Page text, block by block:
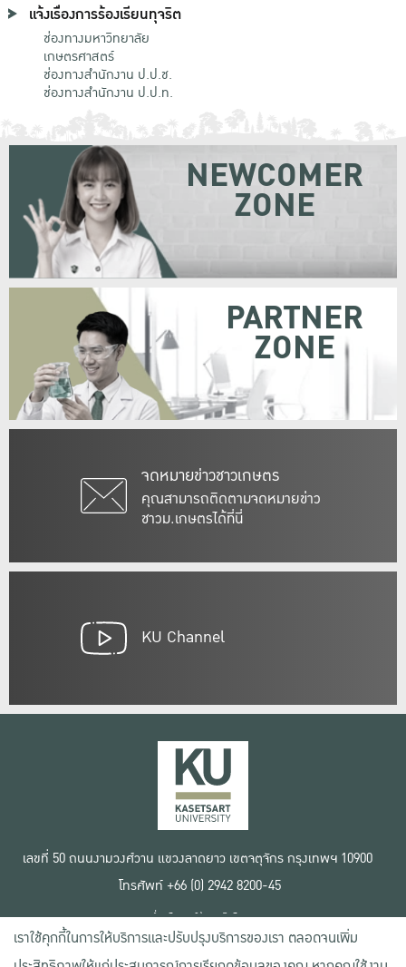
แจ้งเรื่องการร้องเรียนทุจริต
ช่องทางมหาวิทยาลัย
เกษตรศาสตร์
ช่องทางสำนักงาน ป.ป.ช.
ช่องทางสำนักงาน ป.ป.ท.
จดหมายข่าวชาวเกษตร
คุณสามารถติดตามจดหมายข่าว
ชาวม.เกษตรได้ที่นี่
NEWCOMER
ZONE
PARTNER
ZONE
KU Channel
เลขที่ 50 ถนนงามวงศ์วาน แขวงลาดยาว เขตจตุจักร กรุงเทพฯ 10900
โทรศัพท์ +66 (0) 2942 8200-45
เงื่อนไขการใช้งานเว็บไซต์
ข้อตกลงด้านสิทธิ์ใช้งาน
นโยบายความเป็นส่วนตัว
เราใช้คุกกี้ในการให้บริการและปรับปรุงบริการของเรา ตลอดจนเพิ่ม